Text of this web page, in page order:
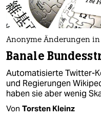
Anonyme Änderungen
Banale
Automatisierte Twitter-
und Regierungen
haben sie aber wenig
Von Torsten Kleinz